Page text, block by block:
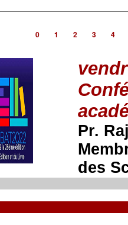
0 1 2 3 4
Pr.
des